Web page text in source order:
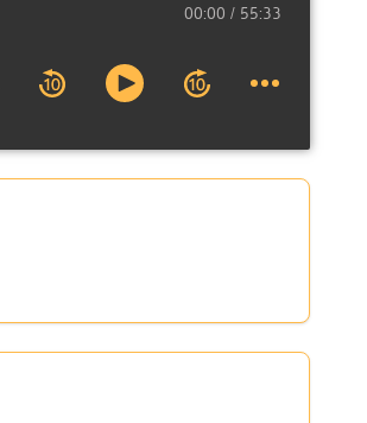
00:00 55:33